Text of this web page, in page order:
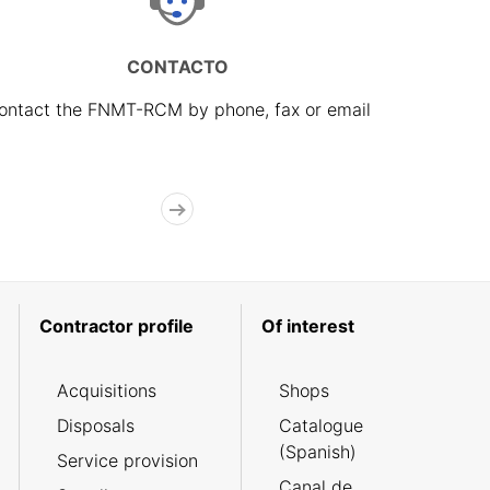
CONTACTO
the FNMT-RCM by phone, fax or email
Contractor profile
Acquisitions
Disposals
Service provision
Of interest
Shops
Catalogue
(Spanish)